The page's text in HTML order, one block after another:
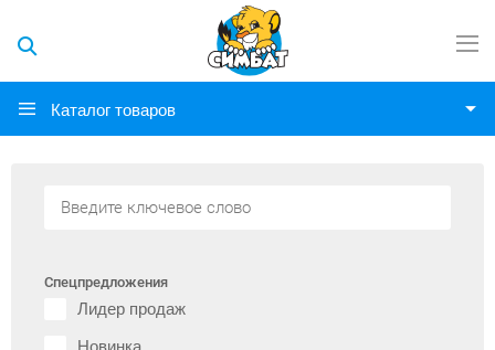
Каталог товаров
Спецпредложения
Лидер продаж
Новинка